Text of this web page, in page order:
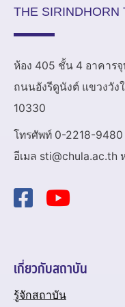
THE SIRINDHORN
ห้อง 405 ชั้น 4 อาคาร
ถนนอังรีดูนังต์ แขวงวัง
10330
โทรศัพท์ 0-2218-9480
อีเมล sti@chula.ac.th
เกี่ยวกับสถาบัน
รู้จักสถาบัน